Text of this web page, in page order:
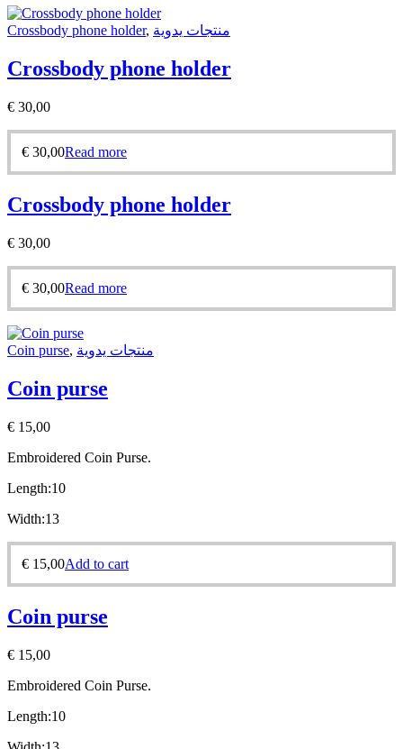
Crossbody phone holder, منتجات يدوية
Crossbody phone holder
€ 30,00
€ 30,00Read more
Crossbody phone holder
€ 30,00
€ 30,00Read more
Coin purse, منتجات يدوية
Coin purse
€ 15,00
Embroidered Coin Purse.
Length:10
Width:13
€ 15,00Add to cart
Coin purse
€ 15,00
Embroidered Coin Purse.
Length:10